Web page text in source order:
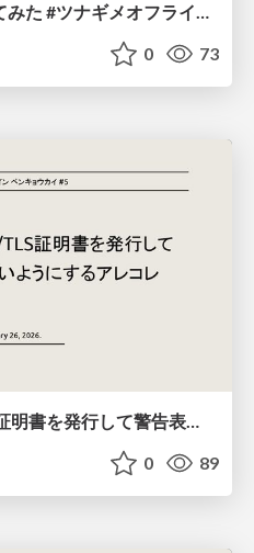
connpassのMCPを作ってみた #ツナギメオフライン.6
0 73
ローカル環境でSSL/TLS証明書を発行して警告表示を出さないようにするアレコレ #ツナギメオフライン.5
0 89